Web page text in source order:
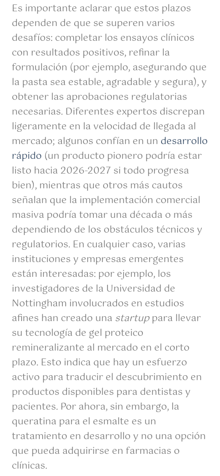
Es importante aclarar que estos plazos
dependen de que se superen varios
desafíos: completar los ensayos clínicos
con resultados positivos, refinar la
formulación (por ejemplo, asegurando que
la pasta sea estable, agradable y segura), y
obtener las aprobaciones regulatorias
necesarias. Diferentes expertos discrepan
ligeramente en la velocidad de llegada al
mercado; algunos confían en un desarrollo
rápido (un producto pionero podría estar
listo hacia 2026-2027 si todo progresa
bien), mientras que otros más cautos
señalan que la implementación comercial
masiva podría tomar una década o más
dependiendo de los obstáculos técnicos y
regulatorios. En cualquier caso, varias
instituciones y empresas emergentes
están interesadas: por ejemplo, los
investigadores de la Universidad de
Nottingham involucrados en estudios
afines han creado una startuppara llevar
su tecnología de gel proteico
remineralizante al mercado en el corto
plazo. Esto indica que hay un esfuerzo
activo para traducir el descubrimiento en
productos disponibles para dentistas y
pacientes. Por ahora, sin embargo, la
queratina para el esmalte es un
tratamiento en desarrollo y no una opción
que pueda adquirirse en farmacias o
clínicas.